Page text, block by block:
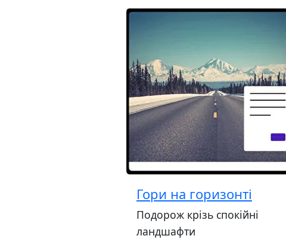
Гори на горизонті
Подорож крізь спокійні
ландшафти